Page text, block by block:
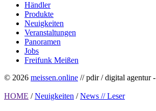
Händler
Produkte
Neuigkeiten
Veranstaltungen
Panoramen
Jobs
Freifunk Meißen
© 2026 meissen.online // pdir / digital agentur -
HOME / Neuigkeiten / News // Leser